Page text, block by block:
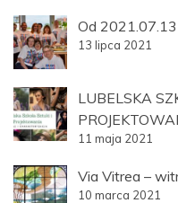
Od 2021.07.13
13 lipca 2021
LUBELSKA
11 maja 2021
Via Vitrea –
10 marca 2021